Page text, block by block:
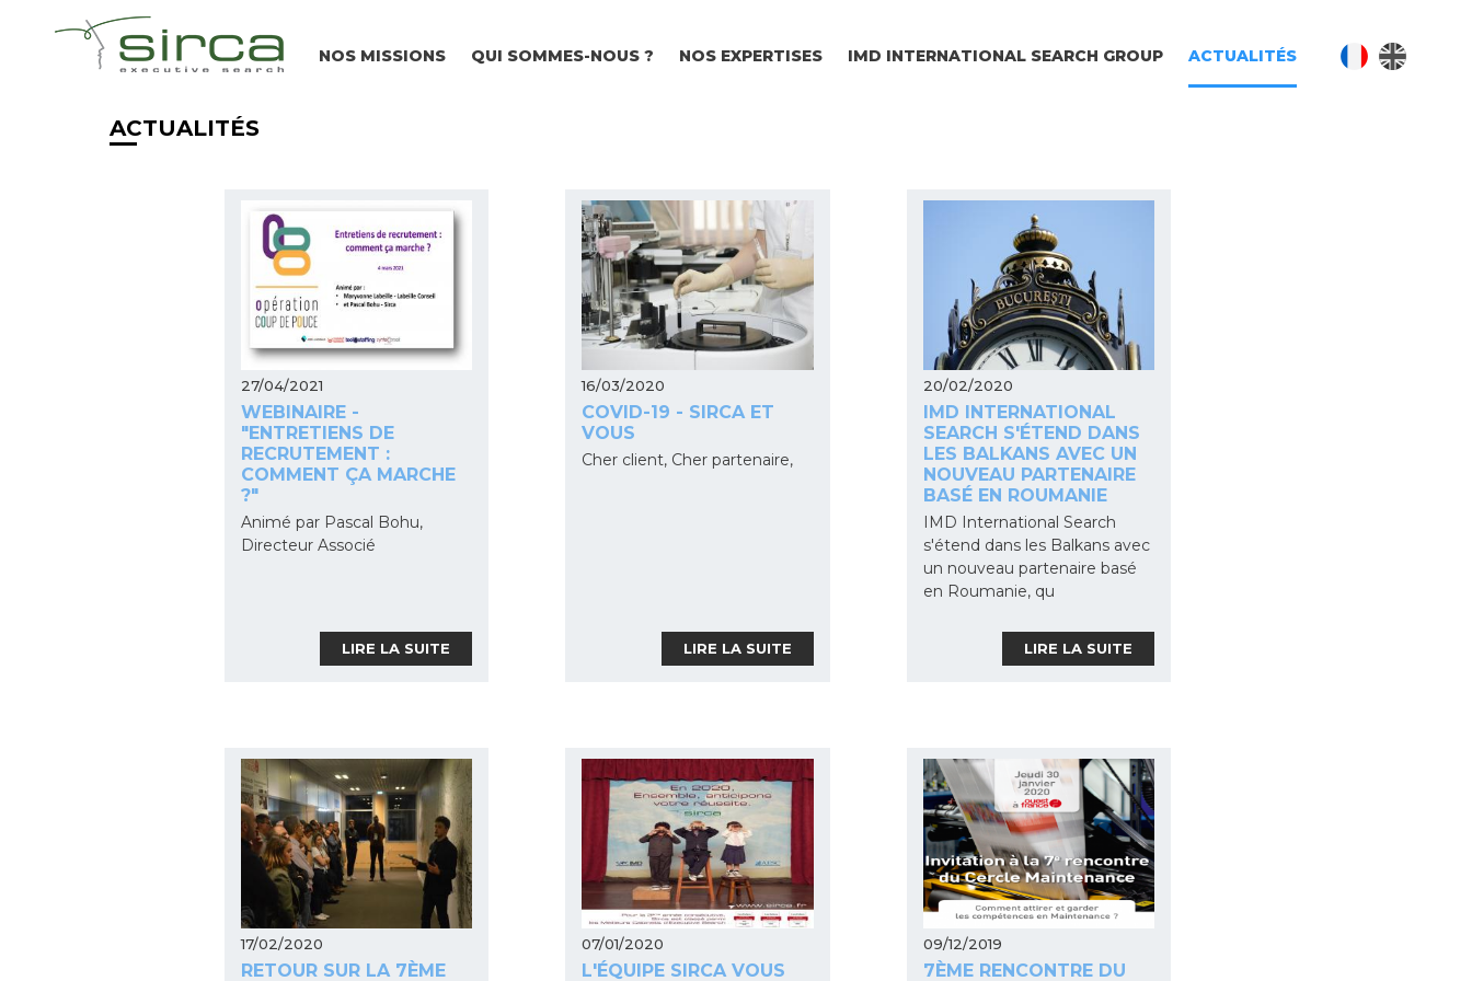
contenu
NOS MISSIONS QUI SOMMES-NOUS ? NOS EXPERTISES IMD INTERNATIONAL SEARCH GROUP ACTUALITÉS
ACTUALITÉS
27/04/2021
WEBINAIRE -
"ENTRETIENS DE
RECRUTEMENT :
COMMENT ÇA MARCHE
?"
Animé par Pascal Bohu,
Directeur Associé
LIRE LA SUITE
16/03/2020
COVID-19 - SIRCA ET
VOUS
Cher client, Cher partenaire,
LIRE LA SUITE
20/02/2020
IMD INTERNATIONAL
SEARCH S'ÉTEND DANS
LES BALKANS AVEC UN
NOUVEAU PARTENAIRE
BASÉ EN ROUMANIE
IMD International Search
s'étend dans les Balkans avec
un nouveau partenaire basé
en Roumanie, qu
LIRE LA SUITE
17/02/2020
RETOUR SUR LA 7ÈME
07/01/2020
L'ÉQUIPE SIRCA VOUS
09/12/2019
7ÈME RENCONTRE DU